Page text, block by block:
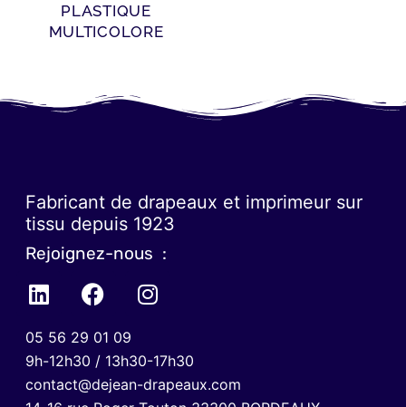
PLASTIQUE
MULTICOLORE
Fabricant de drapeaux et imprimeur sur
tissu depuis 1923
Rejoignez-nous :
05 56 29 01 09
9h-12h30 / 13h30-17h30
contact@dejean-drapeaux.com